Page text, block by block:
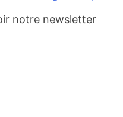
notre newsletter